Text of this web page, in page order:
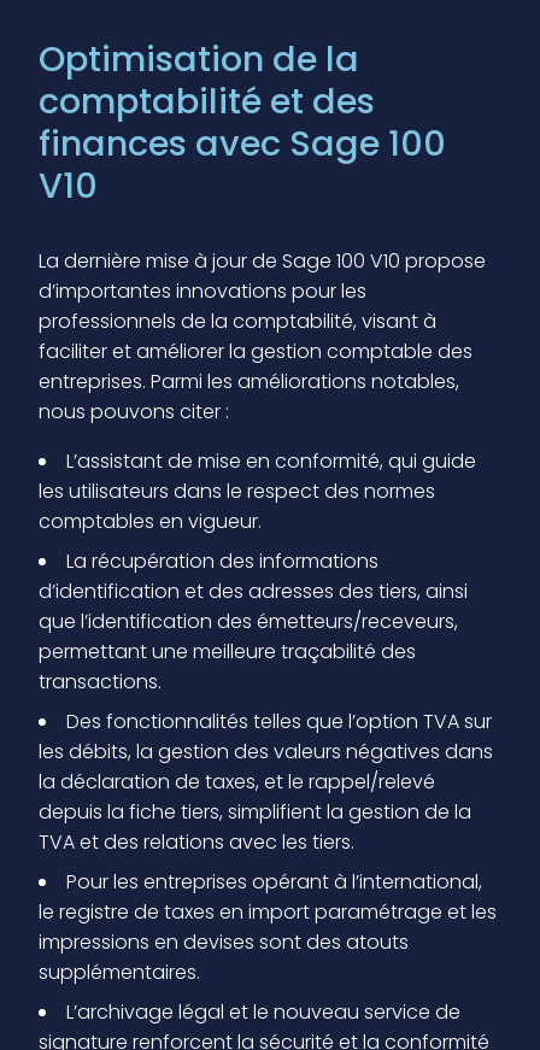
Optimisation de la
comptabilité et des
finances avec Sage 100
V10
La dernière mise à jour de Sage 100 V10 propose
d’importantes innovations pour les
professionnels de la comptabilité, visant à
faciliter et améliorer la gestion comptable des
entreprises. Parmi les améliorations notables,
nous pouvons citer :
L’assistant de mise en conformité, qui guide
les utilisateurs dans le respect des normes
comptables en vigueur.
La récupération des informations
d’identification et des adresses des tiers, ainsi
que l’identification des émetteurs/receveurs,
permettant une meilleure traçabilité des
transactions.
Des fonctionnalités telles que l’option TVA sur
les débits, la gestion des valeurs négatives dans
la déclaration de taxes, et le rappel/relevé
depuis la fiche tiers, simplifient la gestion de la
TVA et des relations avec les tiers.
Pour les entreprises opérant à l’international,
le registre de taxes en import paramétrage et les
impressions en devises sont des atouts
supplémentaires.
L’archivage légal et le nouveau service de
signature renforcent la sécurité et la conformité